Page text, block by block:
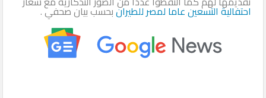
احتفالية التسعين عاما لمصر للطيرانبحسب بيان صحفي .